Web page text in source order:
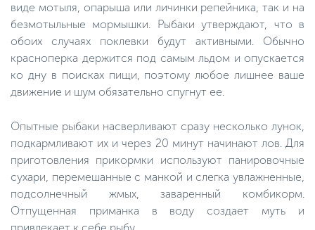
виде мотыля, опарыша или личинки репейника, так и на
безмотыльные мормышки. Рыбаки утверждают, что в
обоих случаях поклевки будут активными. Обычно
красноперка держится под самым льдом и опускается
ко дну в поисках пищи, поэтому любое лишнее ваше
движение и шум обязательно спугнут ее.
Опытные рыбаки насверливают сразу несколько лунок,
подкармливают их и через 20 минут начинают лов. Для
приготовления прикормки используют панировочные
сухари, перемешанные с манкой и слегка увлажненные,
подсолнечный жмых, заваренный комбикорм.
Отпущенная приманка в воду создает муть и